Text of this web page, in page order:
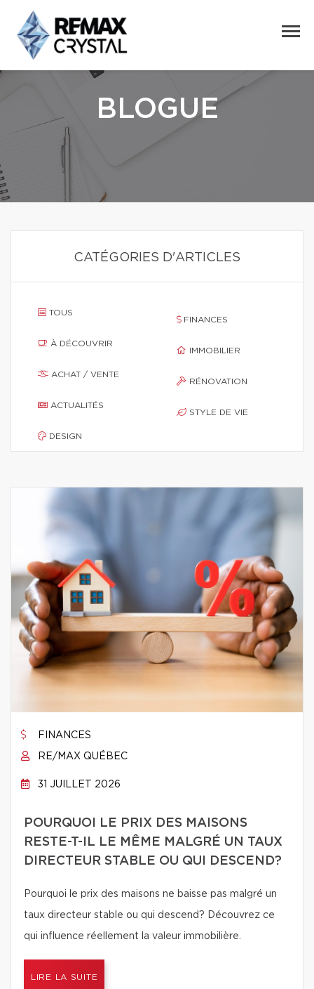
BLOGUE
CATÉGORIES D'ARTICLES
TOUS
À DÉCOUVRIR
ACHAT / VENTE
ACTUALITÉS
DESIGN
FINANCES
IMMOBILIER
RÉNOVATION
STYLE DE VIE
FINANCES
RE/MAX QUÉBEC
31 JUILLET 2026
POURQUOI LE PRIX DES MAISONS
RESTE-T-IL LE MÊME MALGRÉ UN TAUX
DIRECTEUR STABLE OU QUI DESCEND?
Pourquoi le prix des maisons ne baisse pas malgré un
taux directeur stable ou qui descend? Découvrez ce
qui influence réellement la valeur immobilière.
LIRE LA SUITE